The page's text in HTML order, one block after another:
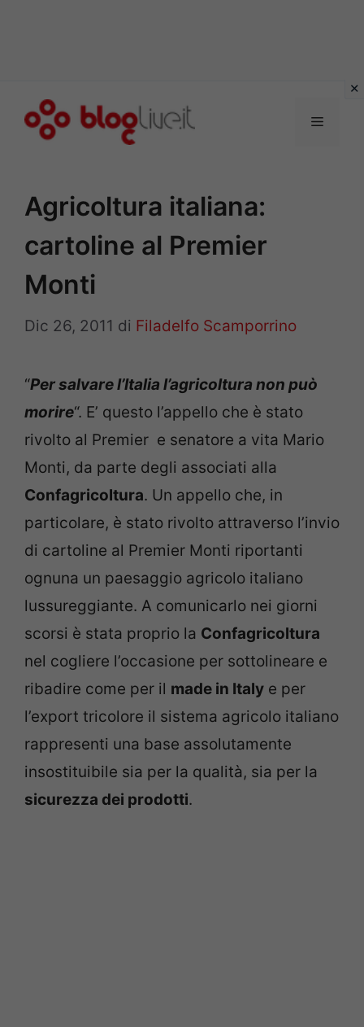
Menu
Agricoltura italiana:
cartoline al Premier
Monti
Dic 26, 2011 di Filadelfo Scamporrino
“Per salvare l’Italia l’agricoltura non può
morire“. E’ questo l’appello che è stato
rivolto al Premier e senatore a vita Mario
Monti, da parte degli associati alla
Confagricoltura. Un appello che, in
particolare, è stato rivolto attraverso l’invio
di cartoline al Premier Monti riportanti
ognuna un paesaggio agricolo italiano
lussureggiante. A comunicarlo nei giorni
scorsi è stata proprio la Confagricoltura
nel cogliere l’occasione per sottolineare e
ribadire come per il made in Italy e per
l’export tricolore il sistema agricolo italiano
rappresenti una base assolutamente
insostituibile sia per la qualità, sia per la
sicurezza dei prodotti.